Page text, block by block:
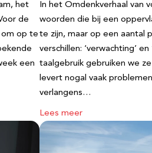
het
de
om op te
een
In het Omdenkverhaal van
woorden die bij een
te zijn, maar op een aantal
verschillen: ‘verwachting’
taalgebruik gebruiken we
levert nogal vaak
verlangens…
Lees meer